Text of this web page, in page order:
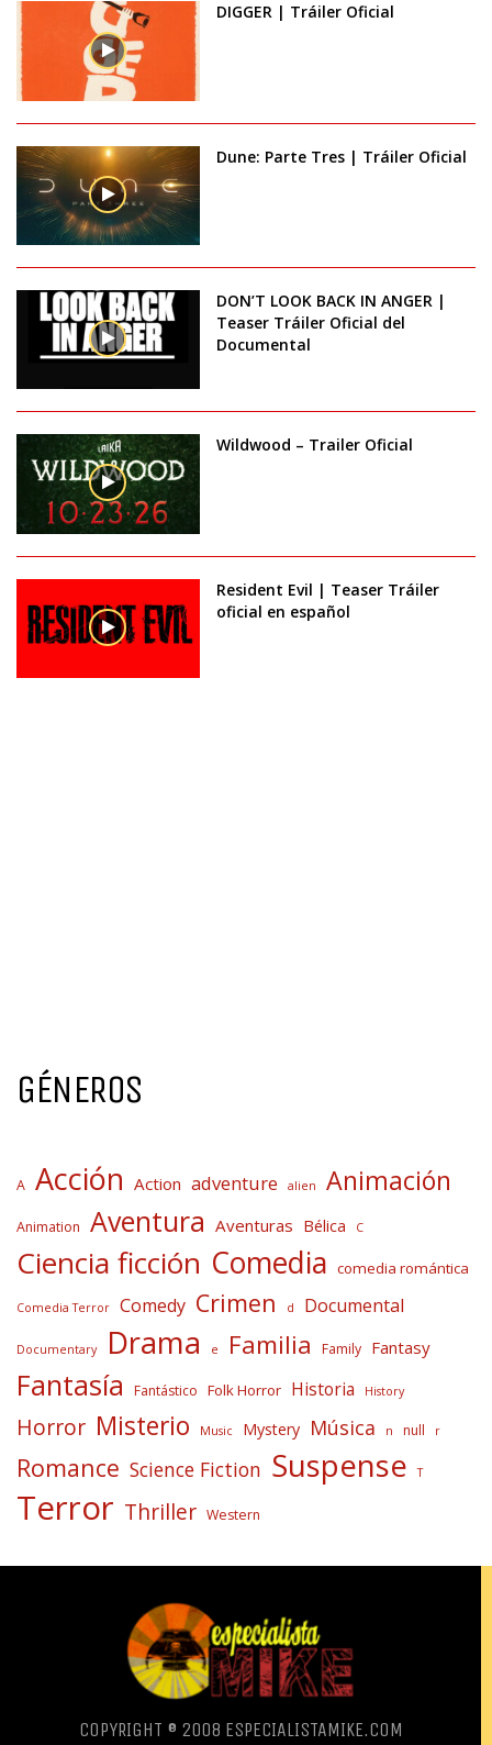
DIGGER | Tráiler Oficial
Dune: Parte Tres | Tráiler Oficial
DON’T LOOK BACK IN ANGER |
Teaser Tráiler Oficial del
Documental
Wildwood – Trailer Oficial
Resident Evil | Teaser Tráiler
oficial en español
GÉNEROS
A Acción Action adventure alien Animación
Animation Aventura Aventuras Bélica C
Ciencia ficción Comedia comedia romántica
Comedia Terror Comedy Crimen d Documental
Documentary Drama e Familia Family Fantasy
Fantasía Fantástico Folk Horror Historia History
Horror Misterio Music Mystery Música n null r
Romance Science Fiction Suspense T
Terror Thriller Western
COPYRIGHT ® 2008 ESPECIALISTAMIKE.COM